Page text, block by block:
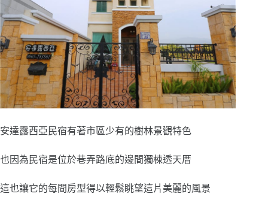
安達露西亞民宿有著市區少有的樹林景觀特色
也因為民宿是位於巷弄路底的邊間獨棟透天厝
這也讓它的每間房型得以輕鬆眺望這片美麗的風景